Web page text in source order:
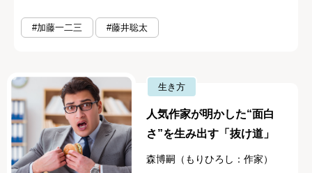
#加藤一二三 #藤井聡太
生き方
人気作家が明かした“面白
さ”を生み出す「抜け道」
森博嗣（もりひろし：作家）